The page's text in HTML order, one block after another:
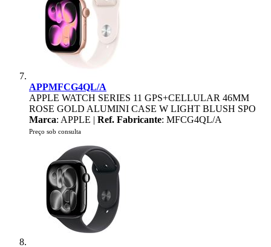
APPMFCG4QL/A
APPLE WATCH SERIES 11 GPS+CELLULAR 46MM
ROSE GOLD ALUMINI CASE W LIGHT BLUSH SPO
Marca: APPLE | Ref. Fabricante: MFCG4QL/A
Preço sob consulta